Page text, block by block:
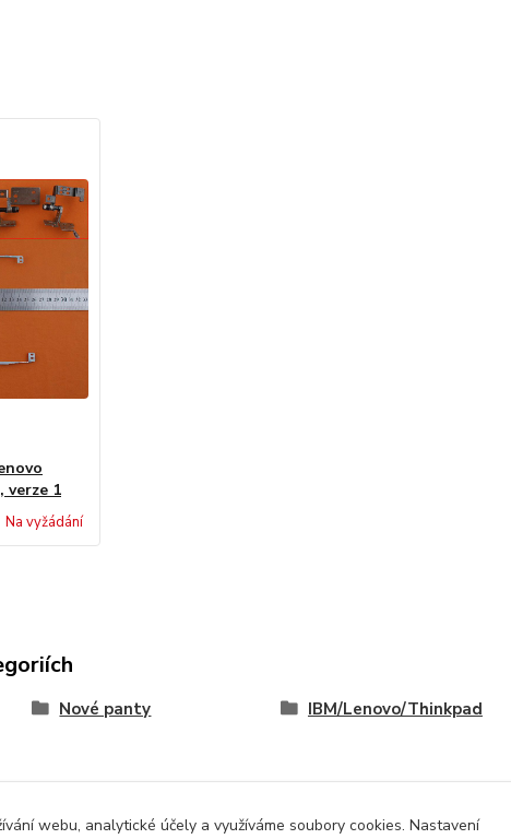
verze 1
Na vyžádání
Nové panty IBM/Lenovo/Thinkpad
webu, analytické účely a využíváme soubory cookies. Nastavení